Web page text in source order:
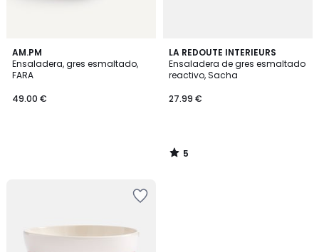
AM.PM
Ensaladera, gres esmaltado,
FARA
49.00 €
LA REDOUTE INTERIEURS
Ensaladera de gres esmaltado
reactivo, Sacha
27.99 €
5
/
5
5
/